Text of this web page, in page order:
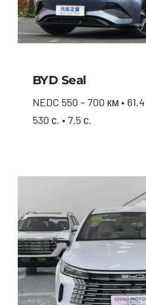
BYD Seal
NEDC 550 – 700 км •
530 с. • 7.5 с.